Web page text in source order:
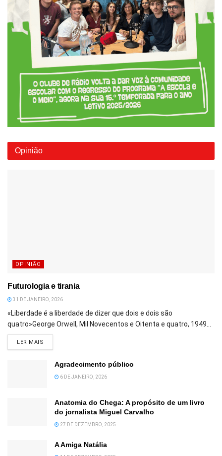
Opinião
OPINIÃO
Futurologia e tirania
31 DE JANEIRO, 2026
«Liberdade é a liberdade de dizer que dois e dois são
quatro»George Orwell, Mil Novecentos e Oitenta e quatro, 1949...
LER MAIS
Agradecimento público
6 DE JANEIRO, 2026
Anatomia do Chega: A propósito de um livro
do jornalista Miguel Carvalho
27 DE DEZEMBRO, 2025
A Amiga Natália